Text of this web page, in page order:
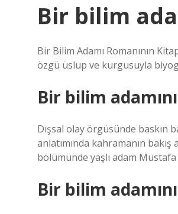
Bir bilim
Bir Bilim Adamı Romanının
özgü üslup ve kurgusuyla
Bir bilim
Dışsal olay örgüsünde baskın
anlatımında kahramanın
bölümünde yaşlı adam
Bir bilim